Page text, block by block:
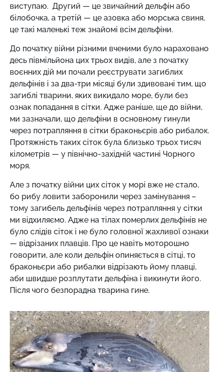
виступаю. Другий — це звичайний дельфін або
білобочка, а третій — це азовка або морська свиня,
це такі маленькі теж знайомі всім дельфіни.
До початку війни різними вченими було нараховано
десь півмільйона цих трьох видів, але з початку
воєнних дій ми почали реєструвати загиблих
дельфінів і за два-три місяці були здивовані тим, що
загиблі тварини, яких викидало море, були без
ознак попадання в сітки. Адже раніше, ще до війни,
ми зазначали, що дельфіни в основному гинули
через потрапляння в сітки браконьєрів або рибалок.
Протяжність таких сіток була близько трьох тисяч
кілометрів — у північно-західній частині Чорного
моря.
Але з початку війни цих сіток у морі вже не стало,
бо рибу ловити заборонили через замінування –
тому загибель дельфінів через потрапляння у сітки
ми відхиляємо. Адже на тілах померлих дельфінів не
було слідів сіток і не було головної жахливої ознаки
— відрізаних плавців. Про це навіть моторошно
говорити, але коли дельфін опиняється в сітці, то
браконьєри або рибалки відрізають йому плавці,
аби швидше розплутати дельфіна і викинути його.
Після чого безпорадна тварина гине.